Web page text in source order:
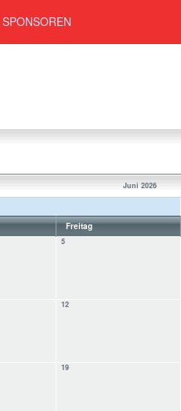
SPONSOREN
Juni 2026
Freitag
5
12
19